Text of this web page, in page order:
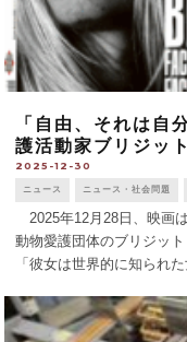
「自由、それは自
護活動家ブリジッ
2025-12-30
ニュース ニュース・社会問題
2025年12月28日、映画
動物愛護団体のブリジッ
「彼女は世界的に知られ
ジを発信した。 [...]